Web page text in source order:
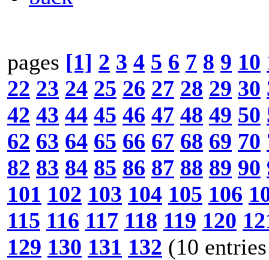
pages [1] 2 3 4 5 6 7 8 9 10
22 23 24 25 26 27 28 29 30
42 43 44 45 46 47 48 49 50
62 63 64 65 66 67 68 69 70
82 83 84 85 86 87 88 89 90
101 102 103 104 105 106
115 116 117 118 119 120
129 130 131 132 (10